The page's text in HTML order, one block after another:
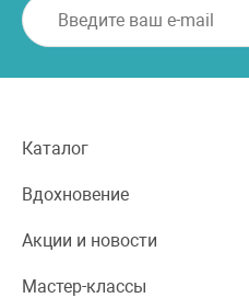
Каталог
Вдохновение
Акции и новости
Мастер-классы